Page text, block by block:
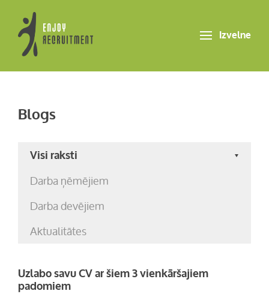
Izvelne
Blogs
Visi raksti
Darba ņēmējiem
Darba devējiem
Aktualitātes
Uzlabo savu CV ar šiem 3 vienkāršajiem
padomiem